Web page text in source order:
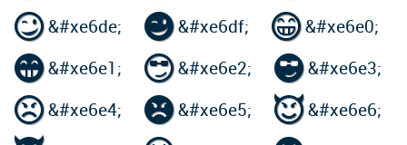
&#xe6de; &#xe6df; &#xe6e0;
&#xe6e1; &#xe6e2; &#xe6e3;
&#xe6e4; &#xe6e5; &#xe6e6;